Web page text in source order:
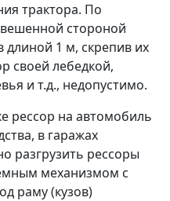
трактора. По
стороной
длиной 1 м, скрепив их
своей лебедкой,
и т.д., недопустимо.
рессор на автомобиль
в гаражах
разгрузить рессоры
механизмом с
раму (кузов)